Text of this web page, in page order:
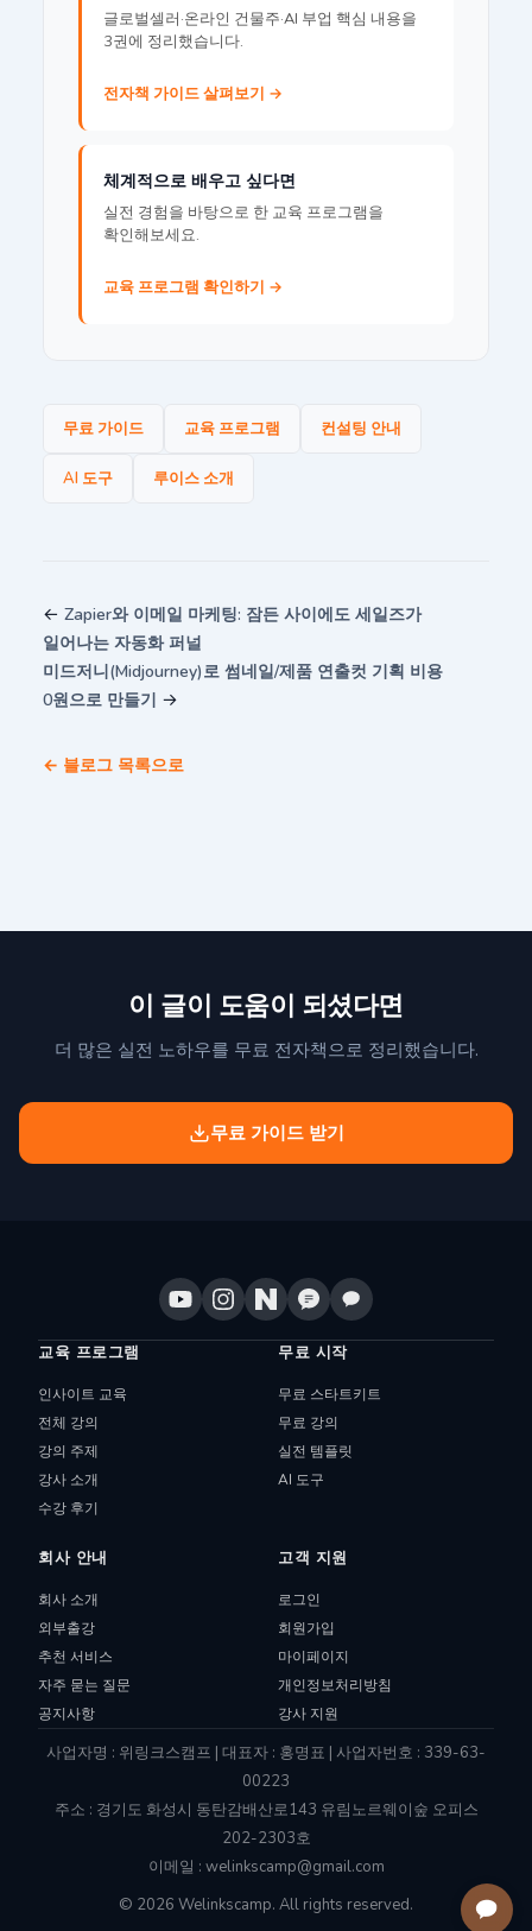
글로벌셀러·온라인 건물주·AI 부업 핵심 내용을
3권에 정리했습니다.
전자책 가이드 살펴보기 →
체계적으로 배우고 싶다면
실전 경험을 바탕으로 한 교육 프로그램을
확인해보세요.
교육 프로그램 확인하기 →
무료 가이드 교육 프로그램 컨설팅 안내
AI 도구 루이스 소개
← Zapier와 이메일 마케팅: 잠든 사이에도 세일즈가
일어나는 자동화 퍼널
미드저니(Midjourney)로 썸네일/제품 연출컷 기획 비용
0원으로 만들기 →
← 블로그 목록으로
이 글이 도움이 되셨다면
더 많은 실전 노하우를 무료 전자책으로 정리했습니다.
무료 가이드 받기
교육 프로그램
인사이트 교육
전체 강의
강의 주제
강사 소개
수강 후기
무료 시작
무료 스타트키트
무료 강의
실전 템플릿
AI 도구
회사 안내
회사 소개
외부출강
추천 서비스
자주 묻는 질문
공지사항
고객 지원
로그인
회원가입
마이페이지
개인정보처리방침
강사 지원
사업자명 : 위링크스캠프 | 대표자 : 홍명표 | 사업자번호 : 339-63-
00223
주소 : 경기도 화성시 동탄감배산로143 유림노르웨이숲 오피스
202-2303호
이메일 : welinkscamp@gmail.com
© 2026 Welinkscamp. All rights reserved.